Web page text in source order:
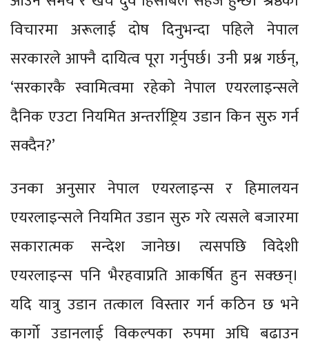
विचारमा अरूलाई दोष दिनुभन्दा पहिले नेपाल
सरकारले आफ्नै दायित्व पूरा गर्नुपर्छ। उनी प्रश्न गर्छन्,
‘सरकारकै स्वामित्वमा रहेको नेपाल एयरलाइन्सले
दैनिक एउटा नियमित अन्तर्राष्ट्रिय उडान किन सुरु गर्न
सक्दैन?’
उनका अनुसार नेपाल एयरलाइन्स र हिमालयन
एयरलाइन्सले नियमित उडान सुरु गरे त्यसले बजारमा
सकारात्मक सन्देश जानेछ। त्यसपछि विदेशी
एयरलाइन्स पनि भैरहवाप्रति आकर्षित हुन सक्छन्।
यदि यात्रु उडान तत्काल विस्तार गर्न कठिन छ भने
कार्गो उडानलाई विकल्पका रुपमा अघि बढाउन